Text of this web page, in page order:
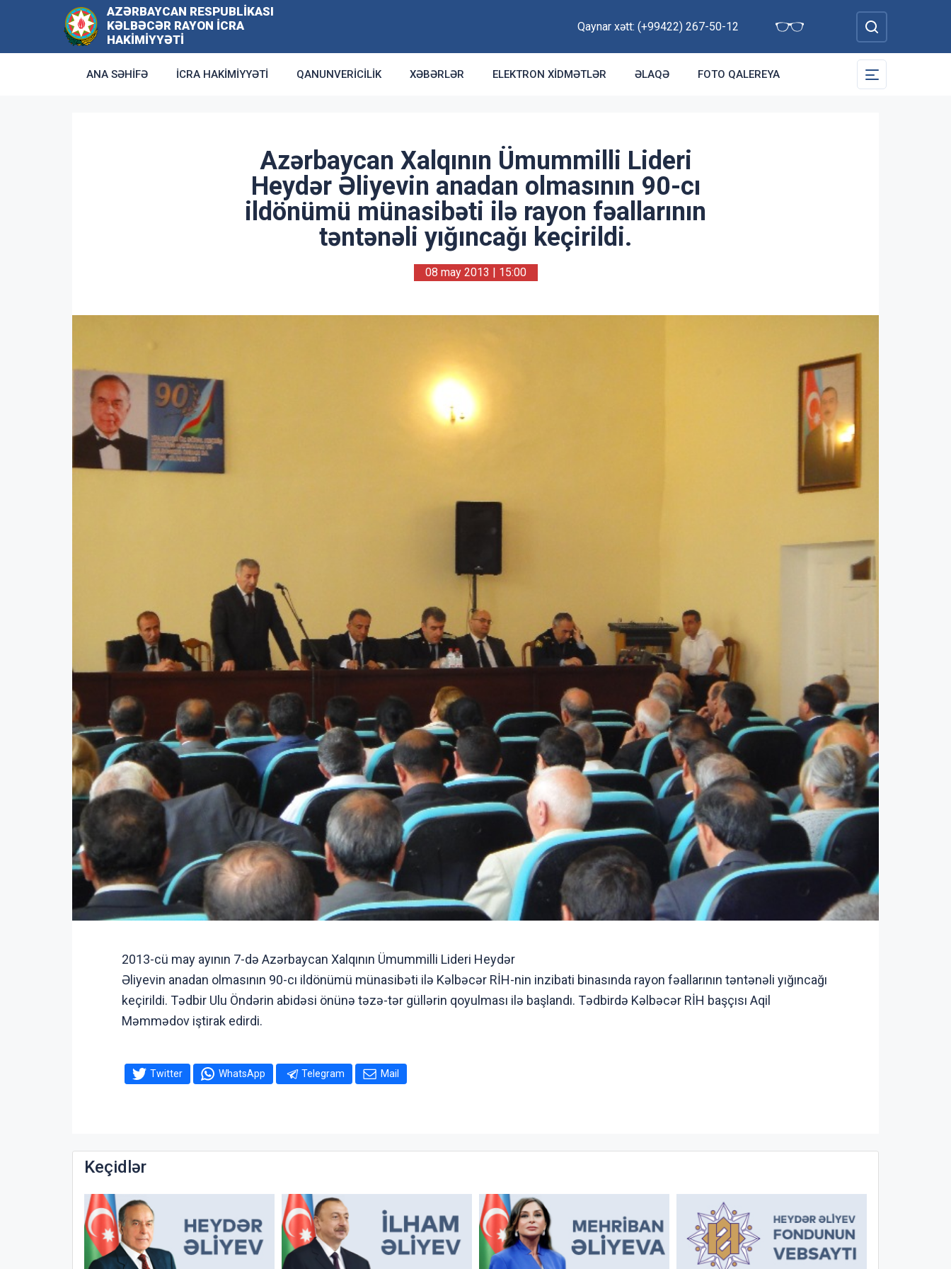
AZƏRBAYCAN RESPUBLIKASI
KƏLBƏCƏR RAYON İCRA
HAKIMIYYƏTI
Qaynar xətt: (+99422) 267-50-12
ANA SƏHIFƏ İCRA HAKIMIYYƏTI QANUNVERICILIK XƏBƏRLƏR ELEKTRON XIDMƏTLƏR ƏLAQƏ FOTO QALEREYA
Azərbaycan Xalqının Ümummilli Lideri
Heydər Əliyevin anadan olmasının 90-cı
ildönümü münasibəti ilə rayon fəallarının
təntənəli yığıncağı keçirildi.
08 may 2013 | 15:00
2013-cü may ayının 7-də Azərbaycan Xalqının Ümummilli Lideri Heydər
Əliyevin anadan olmasının 90-cı ildönümü münasibəti ilə Kəlbəcər RİH-nin inzibati binasında rayon fəallarının təntənəli yığıncağı
keçirildi. Tədbir Ulu Öndərin abidəsi önünə təzə-tər güllərin qoyulması ilə başlandı. Tədbirdə Kəlbəcər RİH başçısı Aqil
Məmmədov iştirak edirdi.
Twitter WhatsApp Telegram Mail
Keçidlər